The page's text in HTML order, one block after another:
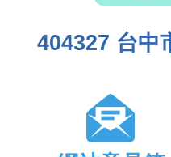
404327 台中